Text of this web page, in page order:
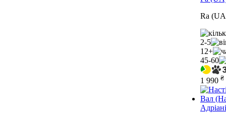
Ra
2-5
12+
45-60
1 990 ₴